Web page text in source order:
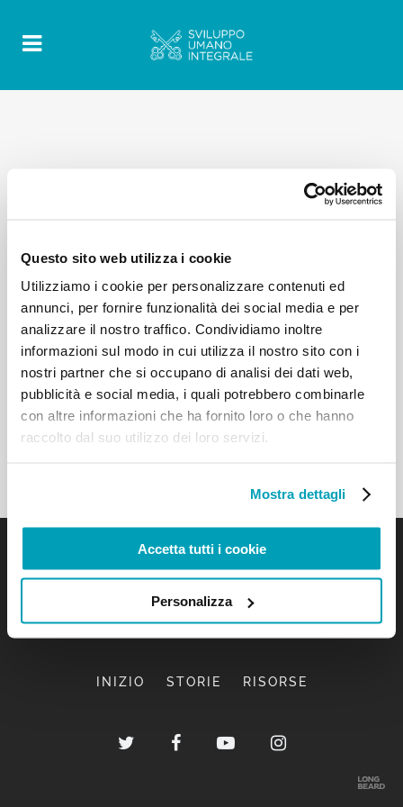
Questo sito web utilizza i cookie
Utilizziamo i cookie per personalizzare contenuti ed
annunci, per fornire funzionalità dei social media e per
analizzare il nostro traffico. Condividiamo inoltre
informazioni sul modo in cui utilizza il nostro sito con i
nostri partner che si occupano di analisi dei dati web,
pubblicità e social media, i quali potrebbero combinarle
con altre informazioni che ha fornito loro o che hanno
raccolto dal suo utilizzo dei loro servizi.
Mostra dettagli
Accetta tutti i cookie
Personalizza
INIZIO STORIE RISORSE